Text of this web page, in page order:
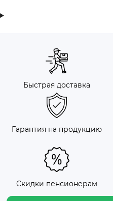
Быстрая доставка
Гарантия на продукцию
Скидки пенсионерам